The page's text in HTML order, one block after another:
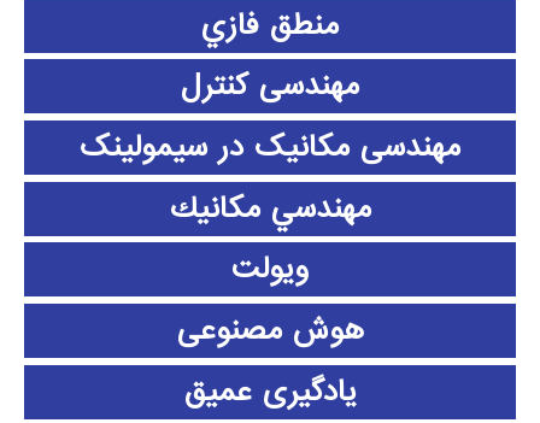
منطق فازي
مهندسی کنترل
مهندسی مکانیک در سیمولینک
مهندسي مكانيك
ویولت
هوش مصنوعی
یادگیری عمیق